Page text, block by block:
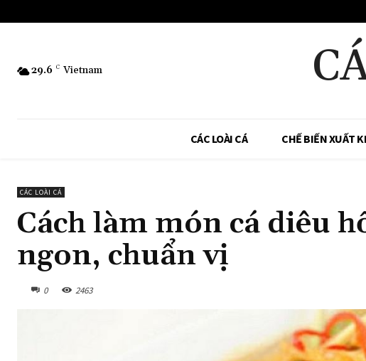
29.6 C Vietnam
CÁC LOÀI CÁ CHẾ BIẾN XUẤT
CÁC LOÀI CÁ
Cách làm món cá diêu
ngon, chuẩn vị
0 2463